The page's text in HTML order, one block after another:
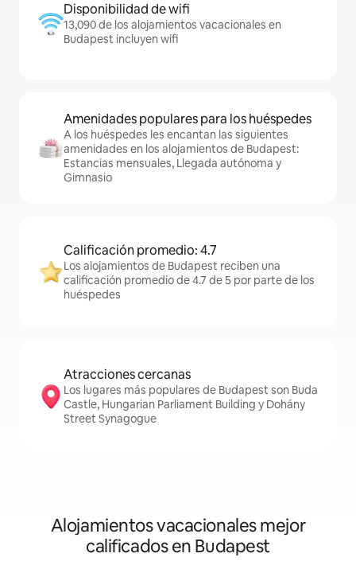
Disponibilidad de wifi
13,090 de los alojamientos vacacionales en
Budapest incluyen wifi
Amenidades populares para los huéspedes
A los huéspedes les encantan las siguientes
amenidades en los alojamientos de Budapest:
Estancias mensuales, Llegada autónoma y
Gimnasio
Calificación promedio: 4.7
Los alojamientos de Budapest reciben una
calificación promedio de 4.7 de 5 por parte de los
huéspedes
Atracciones cercanas
Los lugares más populares de Budapest son Buda
Castle, Hungarian Parliament Building y Dohány
Street Synagogue
Alojamientos vacacionales mejor
calificados en Budapest